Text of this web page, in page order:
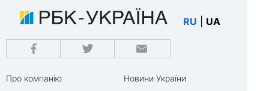
RU UA
Про компанію
Новини України